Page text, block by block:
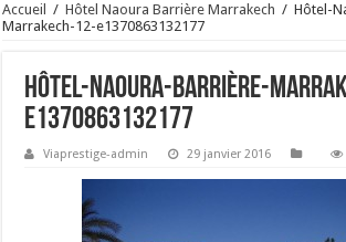
Accueil / Hôtel Naoura Barrière Marrakech / Hôtel-
Marrakech-12-e1370863132177
Hôtel-Naoura-Barrière-
e1370863132177
Viaprestige-admin 29 janvier 2016